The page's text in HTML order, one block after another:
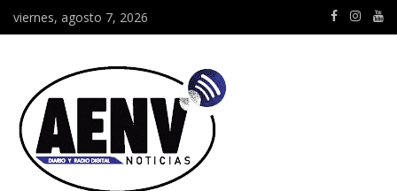
viernes, agosto 7, 2026